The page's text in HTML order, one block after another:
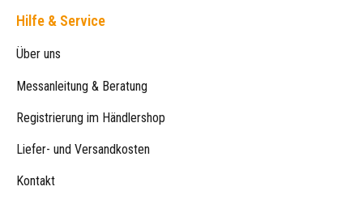
Hilfe & Service
Über uns
Messanleitung & Beratung
Registrierung im Händlershop
Liefer- und Versandkosten
Kontakt